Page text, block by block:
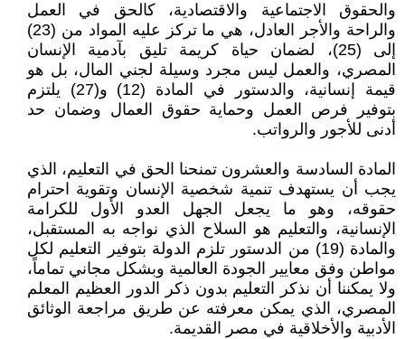
والحقوق الاجتماعية والاقتصادية، كالحق في العمل
والراحة والأجر العادل، هي ما تركز عليه المواد من (23)
إلى (25)، لضمان حياة كريمة تليق بآدمية الإنسان
المصري، والعمل ليس مجرد وسيلة لجني المال، بل هو
قيمة إنسانية، والدستور في المادة (12) و(27) يلتزم
بتوفير فرص العمل وحماية حقوق العمال وضمان حد
أدنى للأجور والرواتب.
المادة السادسة والعشرون تمنحنا الحق في التعليم، الذي
يجب أن يستهدف تنمية شخصية الإنسان وتقوية احترام
حقوقه، وهو ما يجعل الجهل العدو الأول للكرامة
الإنسانية، والتعليم هو السلاح الذي نواجه به المستقبل،
والمادة (19) من الدستور تلزم الدولة بتوفير التعليم لكل
مواطن وفق معايير الجودة العالمية وبشكل مجاني تماماً،
ولا يمكننا أن نذكر التعليم بدون ذكر الدور العظيم المعلم
المصري، الذي يمكن معرفته عن طريق مراجعة الوثائق
الأدبية والأخلاقية في مصر القديمة.